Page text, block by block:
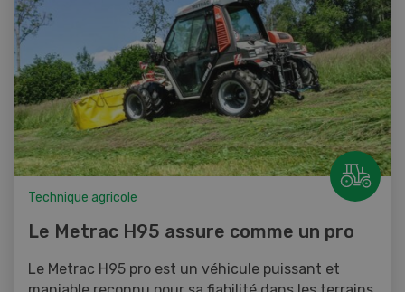
Technique agricole
Le Metrac H95 assure comme un pro
Le Metrac H95 pro est un véhicule puissant et